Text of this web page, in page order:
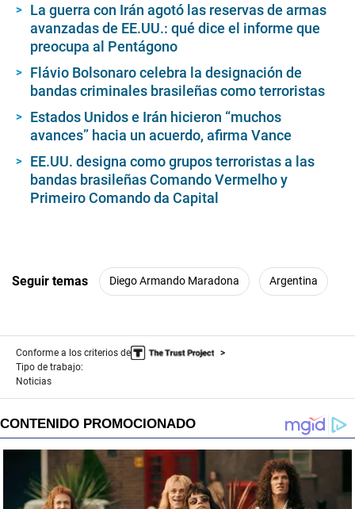
La guerra con Irán agotó las reservas de armas
avanzadas de EE.UU.: qué dice el informe que
preocupa al Pentágono
Flávio Bolsonaro celebra la designación de
bandas criminales brasileñas como terroristas
Estados Unidos e Irán hicieron “muchos
avances” hacia un acuerdo, afirma Vance
EE.UU. designa como grupos terroristas a las
bandas brasileñas Comando Vermelho y
Primeiro Comando da Capital
Seguir temas Diego Armando Maradona Argentina
Conforme a los criterios de
Tipo de trabajo:
Noticias